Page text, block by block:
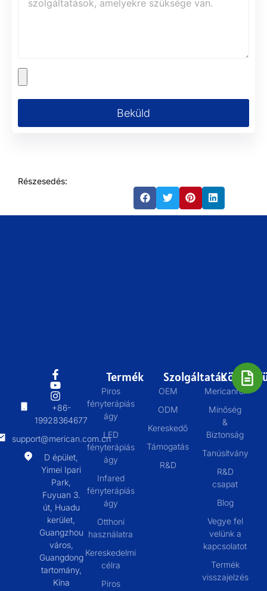
Beküld
Részesedés:
+86-
19928364677
support@merican.com.cn
D épület,
Yimei Ipari
Park,
Fuyuan 3.
út, Huadu
kerület,
Guangzhou
város,
Guangdong
tartomány,
Kína
Termék
Piros
fényterápiás
ágy
LED
fényterápiás
ágy
Infared
fényterápiás
ágy
Otthoni
használatra
Kereskedelmi
célra
Piros
Szolgáltatás
OEM
ODM
Kereskedő
Támogatás
R&D
Mericanról
Minőség
&
Biztonság
Tanúsítvány
R&D
csapat
Blog
Vegye fel
velünk a
kapcsolatot
Termék
visszajelzés